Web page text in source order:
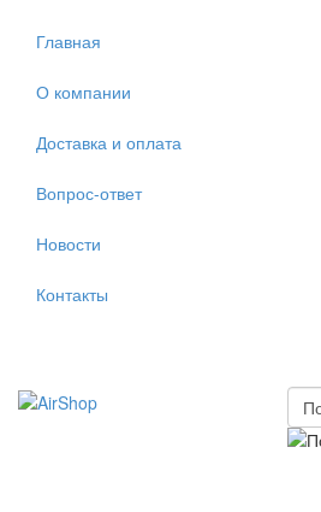
Главная
О компании
Доставка и оплата
Вопрос-ответ
Новости
Контакты